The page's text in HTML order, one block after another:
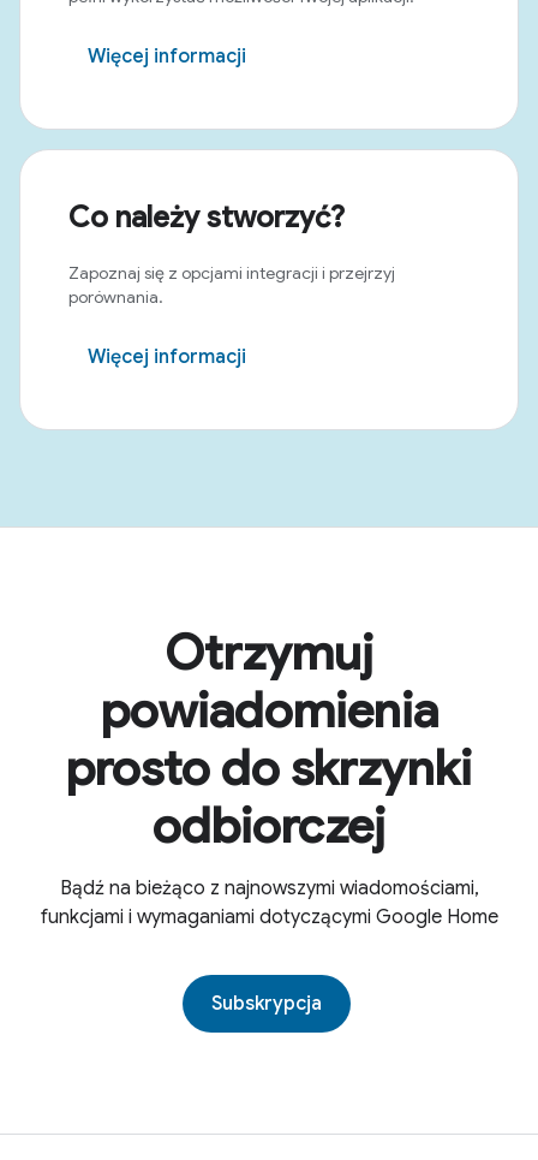
Więcej informacji
Co należy stworzyć?
Zapoznaj się z opcjami integracji i przejrzyj
porównania.
Więcej informacji
Otrzymuj
powiadomienia
prosto do skrzynki
odbiorczej
Bądź na bieżąco z najnowszymi wiadomościami,
funkcjami i wymaganiami dotyczącymi Google Home
Subskrypcja